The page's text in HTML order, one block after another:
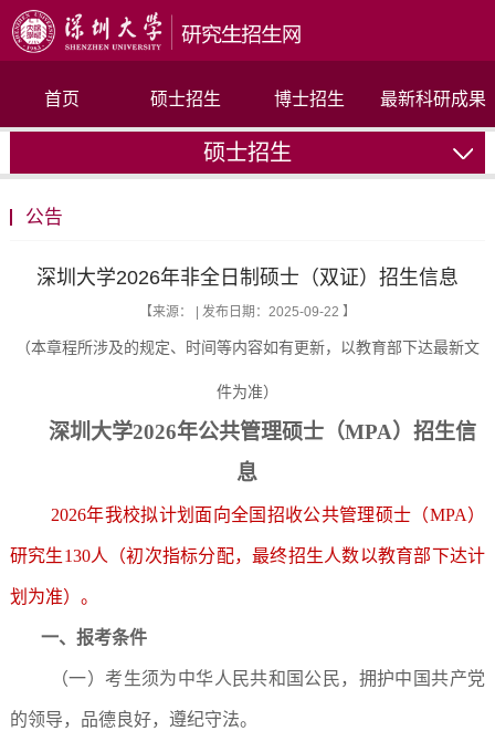
首页 硕士招生 博士招生 最新科研成果
硕士招生
公告
深圳大学2026年非全日制硕士（双证）招生信息
【来源： | 发布日期：2025-09-22 】
（本章程所涉及的规定、时间等内容如有更新，以教育部下达最新文
件为准）
深圳大学2026年公共管理硕士（MPA）招生信
息
2026年我校拟计划面向全国招收公共管理硕士（MPA）
研究生130人（初次指标分配，最终招生人数以教育部下达计
划为准）。
一、报考条件
（一）考生须为中华人民共和国公民，拥护中国共产党
的领导，品德良好，遵纪守法。